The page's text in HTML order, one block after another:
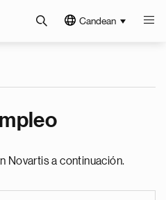
Candean
Novartis a continuación.